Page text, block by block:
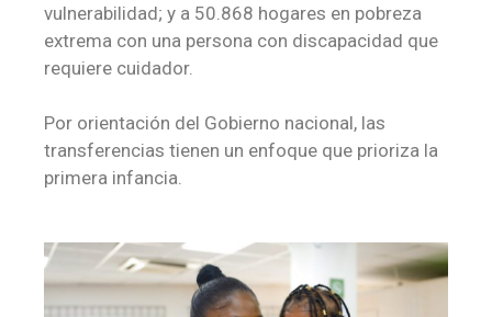
vulnerabilidad; y a 50.868 hogares en pobreza
extrema con una persona con discapacidad que
requiere cuidador.
Por orientación del Gobierno nacional, las
transferencias tienen un enfoque que prioriza la
primera infancia.